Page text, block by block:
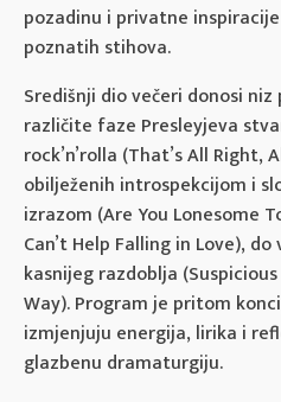
pozadinu i privatne
poznatih stihova.
Središnji dio večeri donosi
različite faze Presleyjeva
rock’n’rolla (That’s All Right,
obilježenih introspekcijom i
izrazom (Are You Lonesome
Can’t Help Falling in Love),
kasnijeg razdoblja
Way). Program je pritom
izmjenjuju energija, lirika i
glazbenu dramaturgiju.